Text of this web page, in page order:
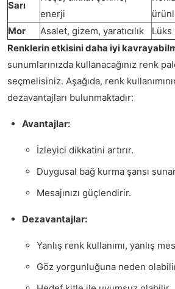
Sarı
enerji
Mor
Asalet, gizem, yaratıcılık
Lüks
Renklerin etkisini daha iyi
sunumlarınızda kullanacağınız renk
seçmelisiniz. Aşağıda, renk
dezavantajları bulunmaktadır:
Avantajlar:
İzleyici dikkatini artırır.
Duygusal bağ kurma şansı
Mesajınızı güçlendirir.
Dezavantajlar:
Yanlış renk kullanımı, yanlış
Göz yorgunluğuna neden